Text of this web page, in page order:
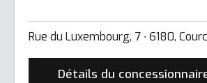
Rue du Luxembourg, 7 ∙ 6180,
Détails du